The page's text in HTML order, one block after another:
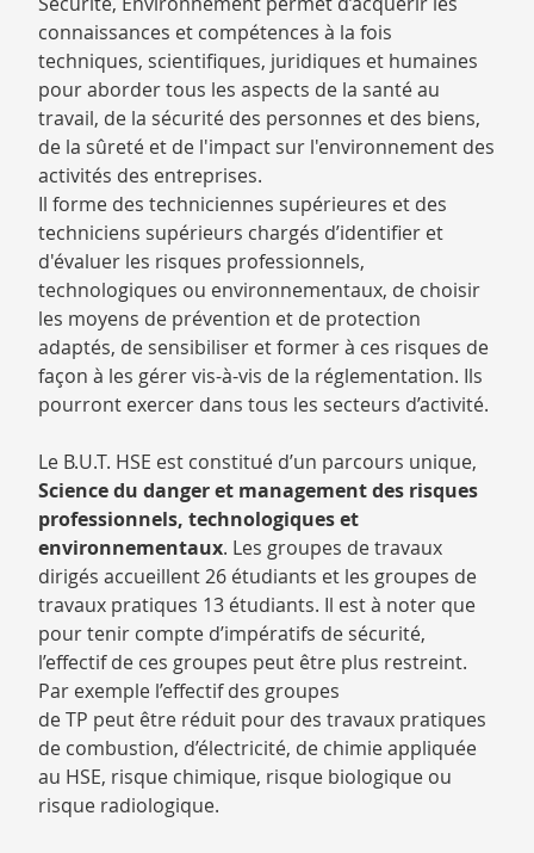
connaissances et compétences à la fois
techniques, scientifiques, juridiques et humaines
pour aborder tous les aspects de la santé au
travail, de la sécurité des personnes et des biens,
de la sûreté et de l'impact sur l'environnement des
activités des entreprises.
Il forme des techniciennes supérieures et des
techniciens supérieurs chargés d’identifier et
d'évaluer les risques professionnels,
technologiques ou environnementaux, de choisir
les moyens de prévention et de protection
adaptés, de sensibiliser et former à ces risques de
façon à les gérer vis-à-vis de la réglementation. Ils
pourront exercer dans tous les secteurs d’activité.
Le B.U.T. HSE est constitué d’un parcours unique,
Science du danger et management des risques
professionnels, technologiques et
environnementaux. Les groupes de travaux
dirigés accueillent 26 étudiants et les groupes de
travaux pratiques 13 étudiants. Il est à noter que
pour tenir compte d’impératifs de sécurité,
l’effectif de ces groupes peut être plus restreint.
Par exemple l’effectif des groupes
de TP peut être réduit pour des travaux pratiques
de combustion, d’électricité, de chimie appliquée
au HSE, risque chimique, risque biologique ou
risque radiologique.